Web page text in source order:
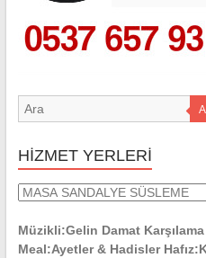
HİZMET YERLERİ
HİZMET
Müzikli:Gelin Damat
Meal:Ayetler & Hadisler